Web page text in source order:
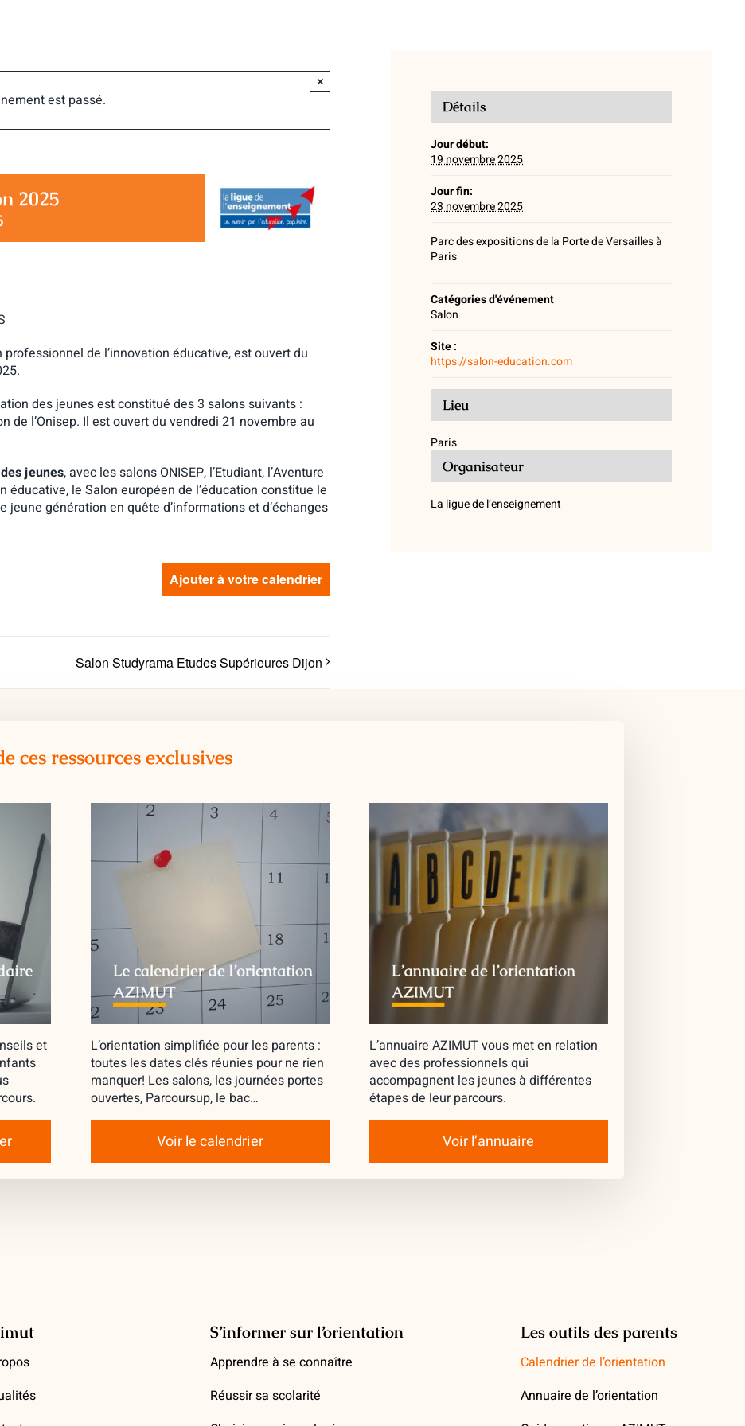
est passé.
×
2025
de l’innovation éducative, est ouvert du
des jeunes est constitué des 3 salons suivants :
de l’Onisep. Il est ouvert du vendredi 21 novembre au
jeunes, avec les salons ONISEP, l’Etudiant, l’Aventure
éducative, le Salon européen de l’éducation constitue le
génération en quête d’informations et d’échanges
Ajouter à votre calendrier
Salon Studyrama Etudes Supérieures Dijon
Détails
Jour début:
19 novembre 2025
Jour fin:
23 novembre 2025
Parc des expositions de la Porte de Versailles à
Paris
Catégories d'événement
Salon
Site :
https://salon-education.com
Lieu
Paris
Organisateur
La ligue de l’enseignement
ces ressources exclusives
et
L’orientation simplifiée pour les parents :
toutes les dates clés réunies pour ne rien
manquer! Les salons, les journées portes
ouvertes, Parcoursup, le bac…
Voir le calendrier
L’annuaire AZIMUT vous met en relation
avec des professionnels qui
accompagnent les jeunes à différentes
étapes de leur parcours.
Voir l’annuaire
S’informer sur l’orientation
Apprendre à se connaître
Réussir sa scolarité
Les outils des parents
Calendrier de l’orientation
Annuaire de l’orientation